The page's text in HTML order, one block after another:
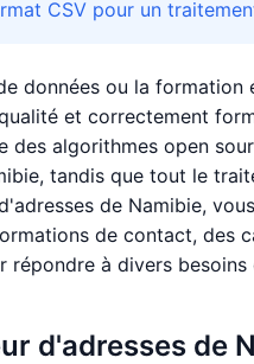
CSV pour un
données ou la formation
et correctement
des algorithmes open
tandis que tout le
de Namibie,
de contact, des
à divers
d'adresses de